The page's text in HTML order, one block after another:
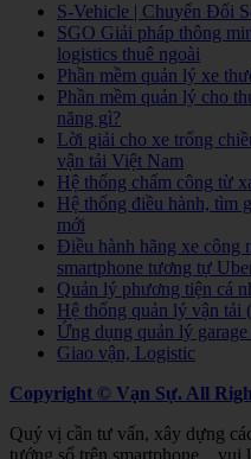
S-Vehicle | Chuyển Đổi
SGO Giải pháp thông
logistics thuê ngoài
Phần mềm quản lý xe
Phần mềm quản lý cho
năng gì?
Lời giải cho xe trống
vận tải Việt Nam
Hệ thống chấm công từ
Hệ thống điều hành, tìm
mới
Điều hành hãng xe công
smartphone tương tự
Quản lý phương tiện cá
Hệ thống quản lý vận tải
Ứng dụng quản lý
Giao vận, Logistic
Copyright © Vạn Sự. All
Quý vị cần tư vấn, xây dựng